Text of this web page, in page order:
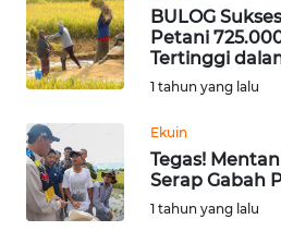
BULOG
Petani
Tertinggi
1 tahun yang lalu
Ekuin
Tegas!
Serap Gabah
1 tahun yang lalu
WN
SUMEDANG
CIANJUR
WN
KEPULAUAN